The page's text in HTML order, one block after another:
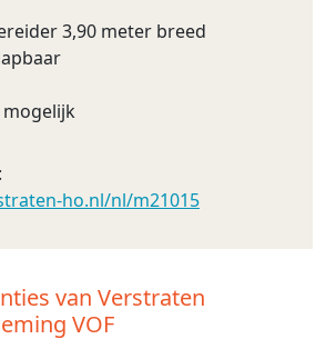
3,90 meter breed
ho.nl/nl/m21015
van Verstraten
VOF